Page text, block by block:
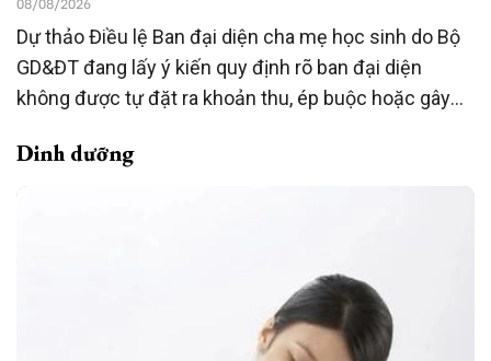
Dự thảo Điều lệ Ban đại diện cha mẹ học sinh do Bộ
GD&ĐT đang lấy ý kiến quy định rõ ban đại diện
không được tự đặt ra khoản thu, ép buộc hoặc gây
nguyện và không ảnh hưởng đến quyền lợi của học
Dinh dưỡng